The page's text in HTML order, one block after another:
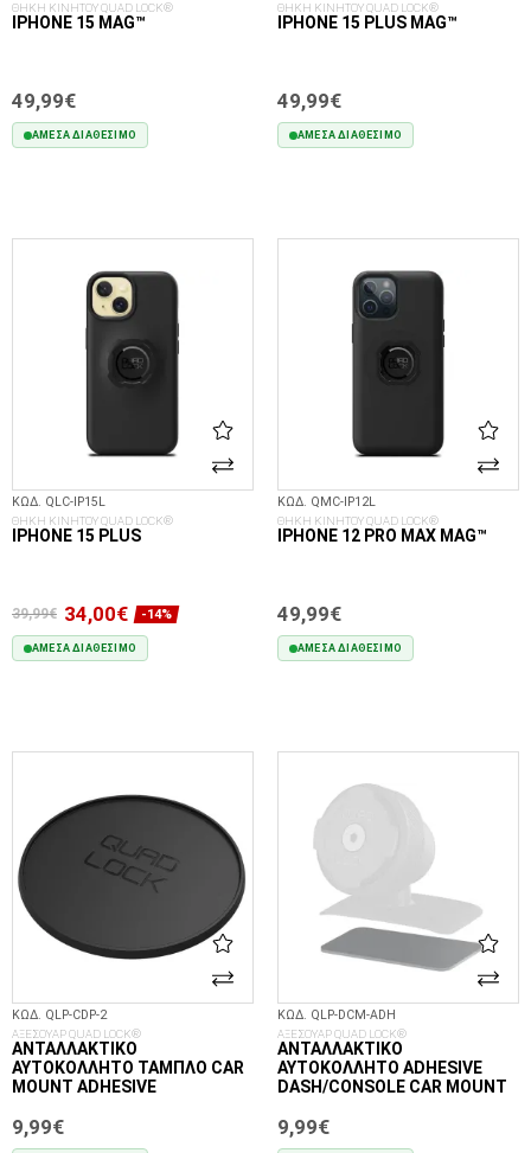
ΘΗΚΗ ΚΙΝΗΤΟΥ QUAD LOCK®
IPHONE 15 MAG™
49,99€
ΆΜΕΣΑ ΔΙΑΘΈΣΙΜΟ
ΘΗΚΗ ΚΙΝΗΤΟΥ QUAD LOCK®
IPHONE 15 PLUS MAG™
49,99€
ΆΜΕΣΑ ΔΙΑΘΈΣΙΜΟ
ΚΩΔ. QLC-IP15L
ΘΗΚΗ ΚΙΝΗΤΟΥ QUAD LOCK®
IPHONE 15 PLUS
39,99€ 34,00€ -14%
ΆΜΕΣΑ ΔΙΑΘΈΣΙΜΟ
ΚΩΔ. QMC-IP12L
ΘΗΚΗ ΚΙΝΗΤΟΥ QUAD LOCK®
IPHONE 12 PRO MAX MAG™
49,99€
ΆΜΕΣΑ ΔΙΑΘΈΣΙΜΟ
ΚΩΔ. QLP-CDP-2
ΑΞΕΣΟΥΑΡ QUAD LOCK®
ΑΝΤΑΛΛΑΚΤΙΚΌ
ΑΥΤΟΚΌΛΛΗΤΟ ΤΑΜΠΛΌ CAR
MOUNT ADHESIVE
9,99€
ΚΩΔ. QLP-DCM-ADH
ΑΞΕΣΟΥΑΡ QUAD LOCK®
ΑΝΤΑΛΛΑΚΤΙΚΌ
ΑΥΤΟΚΌΛΛΗΤΟ ADHESIVE
DASH/CONSOLE CAR MOUNT
9,99€